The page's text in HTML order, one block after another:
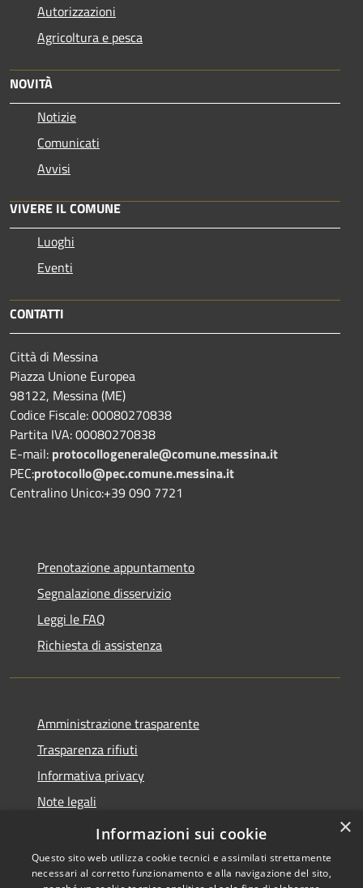
Autorizzazioni
Agricoltura e pesca
NOVITÀ
Notizie
Comunicati
Avvisi
VIVERE IL COMUNE
Luoghi
Eventi
CONTATTI
Città di Messina
Piazza Unione Europea
98122, Messina (ME)
Codice Fiscale: 00080270838
Partita IVA: 00080270838
E-mail: protocollogenerale@comune.messina.it
PEC:protocollo@pec.comune.messina.it
Centralino Unico:+39 090 7721
Prenotazione appuntamento
Segnalazione disservizio
Leggi le FAQ
Richiesta di assistenza
Amministrazione trasparente
Trasparenza rifiuti
Informativa privacy
Note legali
Dichiarazione di accessibilità
×
Informazioni sui cookie
Questo sito web utilizza cookie tecnici e assimilati strettamente
necessari al corretto funzionamento e alla navigazione del sito,